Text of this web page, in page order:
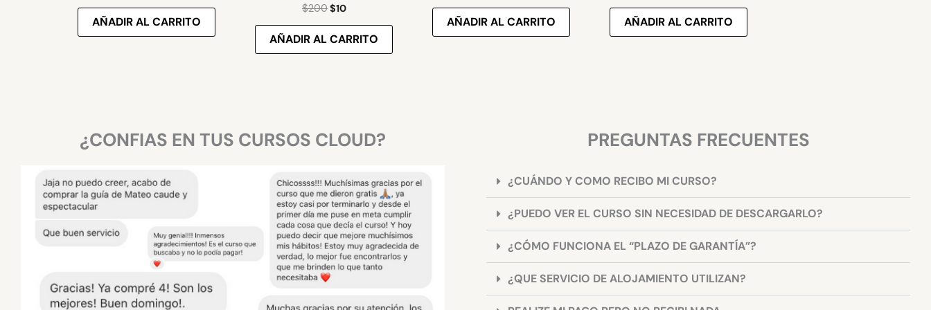
AÑADIR AL CARRITO
$200$10
AÑADIR AL CARRITO
AÑADIR AL CARRITO AÑADIR AL CARRITO
¿CONFIAS EN TUS CURSOS CLOUD? PREGUNTAS FRECUENTES
¿CUÁNDO Y COMO RECIBO MI CURSO?
¿PUEDO VER EL CURSO SIN NECESIDAD DE DESCARGARLO?
¿CÓMO FUNCIONA EL “PLAZO DE GARANTÍA”?
¿QUE SERVICIO DE ALOJAMIENTO UTILIZAN?